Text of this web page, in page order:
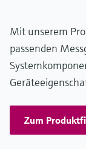
Mit unserem
passenden
Zum